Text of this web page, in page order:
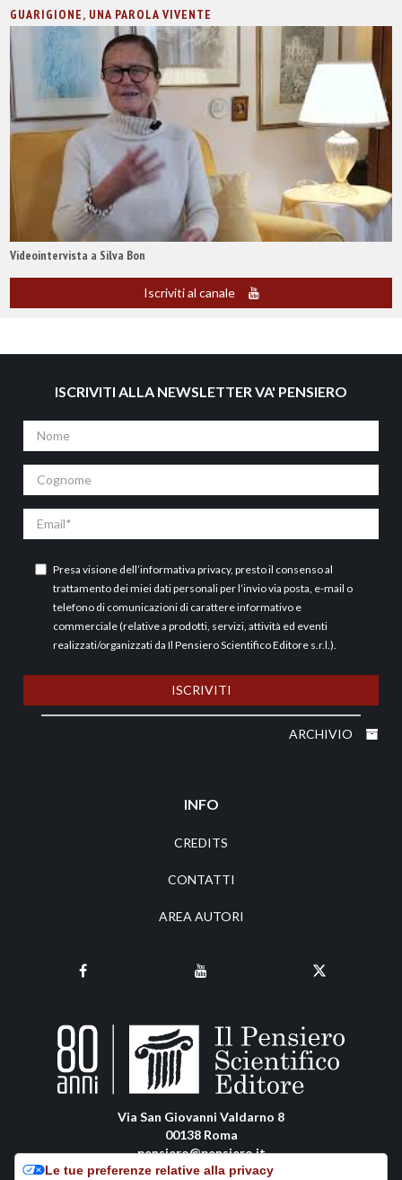
GUARIGIONE, UNA PAROLA VIVENTE
Videointervista a Silva Bon
Iscriviti al canale
ISCRIVITI ALLA NEWSLETTER VA' PENSIERO
Nome
Cognome
Email
Presa visione dell’informativa privacy, presto il consenso al
trattamento dei miei dati personali per l’invio via posta, e-mail o
telefono di comunicazioni di carattere informativo e
commerciale (relative a prodotti, servizi, attività ed eventi
realizzati/organizzati da Il Pensiero Scientifico Editore s.r.l.).
ISCRIVITI
ARCHIVIO
INFO
CREDITS
CONTATTI
AREA AUTORI
Via San Giovanni Valdarno 8
00138 Roma
pensiero@pensiero.it
amministrazione@pec.pensiero.com
Le tue preferenze relative alla privacy